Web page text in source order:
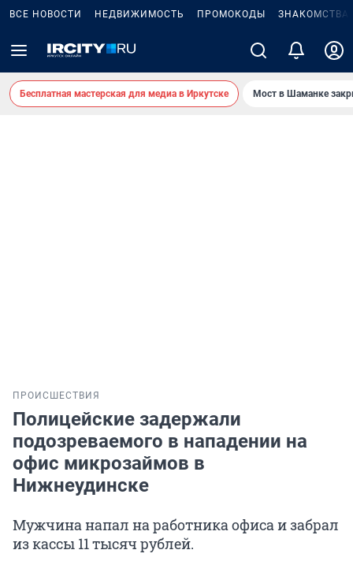
ВСЕ НОВОСТИ НЕДВИЖИМОСТЬ ПРОМОКОДЫ ЗНАКОМСТВА
Бесплатная мастерская для медиа в Иркутске Мост в Шаманке
ПРОИСШЕСТВИЯ
Полицейские задержали
подозреваемого в нападении на
офис микрозаймов в
Нижнеудинске
Мужчина напал на работника офиса и забрал
из кассы 11 тысяч рублей.